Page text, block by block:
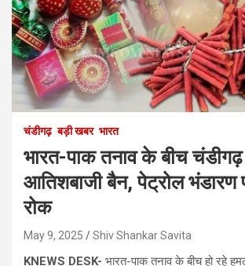
चंडीगढ़ बड़ी खबर भारत
भारत-पाक तनाव के बीच
आतिशबाजी बैन, पेट्रोल भंडारण
रोक
May 9, 2025 Shiv Shankar Savita
KNEWS DESK- भारत-पाक तनाव के बीच हो रहे